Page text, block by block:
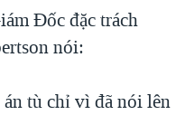
Đốc đặc trách
nói:
tù chỉ vì đã nói lên